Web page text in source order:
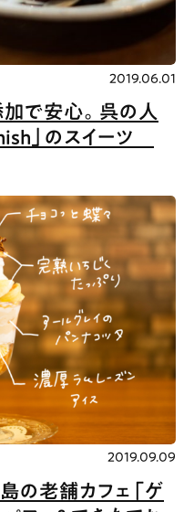
加で安心。呉の人
」のスイーツ
2019.06.01
の老舗カフェ「ゲ
2019.09.09